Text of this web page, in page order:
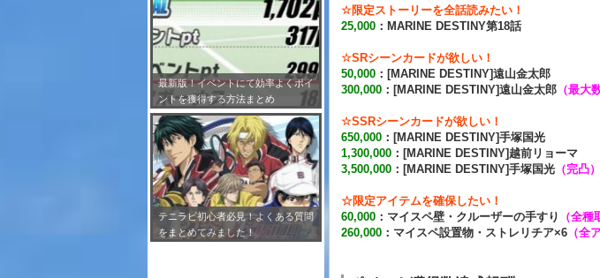
最新版！イベントにて効率よくポイ
ントを獲得する方法まとめ
テニラビ初心者必見！よくある質問
をまとめてみました！
☆限定ストーリーを全話読みたい！
25,000 ：MARINE DESTINY第18話
☆SRシーンカードが欲しい！
50,000 ：[MARINE DESTINY]遠山金太郎
300,000 ：[MARINE DESTINY]遠山金太郎 （最大
☆SSRシーンカードが欲しい！
650,000 ：[MARINE DESTINY]手塚国光
1,300,000 ：[MARINE DESTINY]越前リョーマ
3,500,000 ：[MARINE DESTINY]手塚国光 （完凸）
☆限定アイテムを確保したい！
60,000 ：マイスペ壁・クルーザーの手すり
（全種
260,000 ：マイスペ設置物・ストレリチア×6 （全